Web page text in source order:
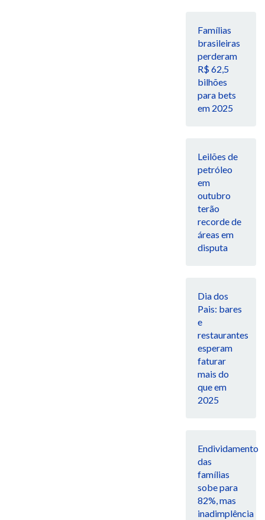
Famílias
brasileiras
perderam
R$ 62,5
bilhões
para bets
em 2025
Leilões de
petróleo
em
outubro
terão
recorde de
áreas em
disputa
Dia dos
Pais: bares
e
restaurantes
esperam
faturar
mais do
que em
2025
Endividamento
das
famílias
sobe para
82%, mas
inadimplência